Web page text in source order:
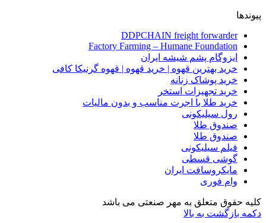
پیوندها
DDPCHAIN freight forwarder
Factory Farming – Humane Foundation
ایزوگام پشم شیشه ایران
خرید بهترین قهوه | خرید قهوه | قهوه گرنیکا کافی
خرید پوشاک زنانه
خرید تجهیزات استخر
خرید طلا با اجرت مناسب و بدون مالیات
رول سیلیکونی
صندوق طلا
صندوق طلا
فیلم سیلیکونی
گوشی قسطی
مایکروسافت ایران
وام فوری
کلیه حقوق متعلق به مهر صنعتی می باشد
دکمه بازگشت به بالا